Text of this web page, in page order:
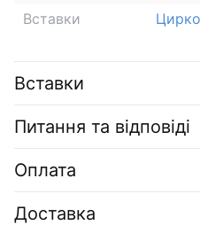
Вставки
Вставки
Питання та відповіді
Оплата
Доставка